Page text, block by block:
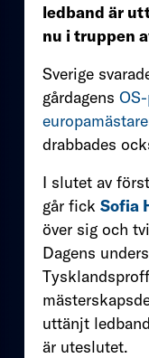
ledband är
nu i truppen
Sverige
gårdagens
drabbades
I slutet av
går fick Sofia
över sig och
Dagens
uttänjt
är uteslutet.